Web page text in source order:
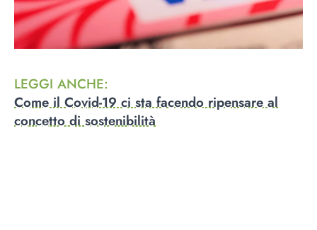
LEGGI ANCHE:
Come il Covid-19 ci sta facendo ripensare al
concetto di sostenibilità